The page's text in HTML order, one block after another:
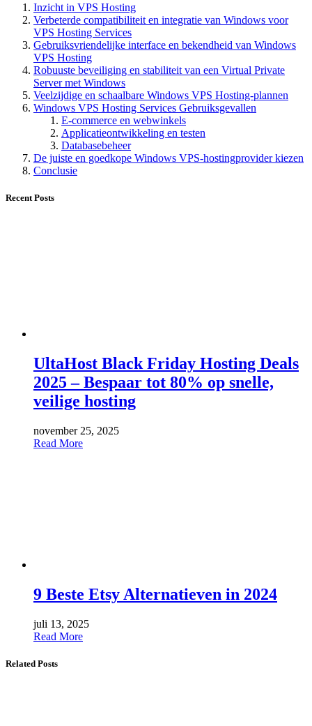
Inzicht in VPS Hosting
Verbeterde compatibiliteit en integratie van Windows voor
VPS Hosting Services
Gebruiksvriendelijke interface en bekendheid van Windows
VPS Hosting
Robuuste beveiliging en stabiliteit van een Virtual Private
Server met Windows
Veelzijdige en schaalbare Windows VPS Hosting-plannen
Windows VPS Hosting Services Gebruiksgevallen
E-commerce en webwinkels
Applicatieontwikkeling en testen
Databasebeheer
De juiste en goedkope Windows VPS-hostingprovider kiezen
Conclusie
Recent Posts
UltaHost Black Friday Hosting Deals
2025 – Bespaar tot 80% op snelle,
veilige hosting
november 25, 2025
Read More
9 Beste Etsy Alternatieven in 2024
juli 13, 2025
Read More
Related Posts